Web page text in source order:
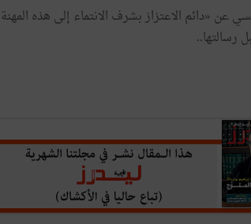
عن «دائم الاعتزاز بشرف الانتماء إلى هذه
رسالتها..